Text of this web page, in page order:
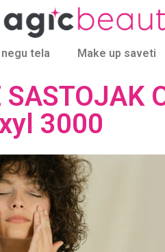
tela Make up saveti
3000